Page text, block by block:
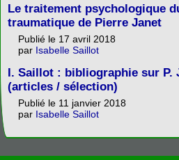
Le traitement psychologique
traumatique de Pierre Janet
Publié le 17 avril 2018
par Isabelle Saillot
I. Saillot : bibliographie sur P.
(articles / sélection)
Publié le 11 janvier 2018
par Isabelle Saillot